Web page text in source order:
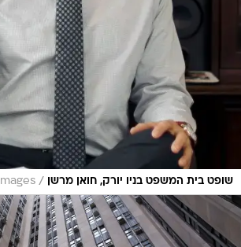
שופט בית המשפט בניו יורק, חואן מרשן /